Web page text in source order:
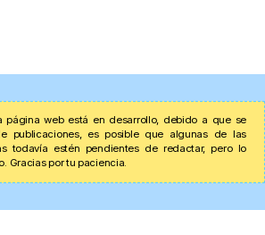
página web está en desarrollo, debido a que se
publicaciones, es posible que algunas de las
todavía estén pendientes de redactar, pero lo
Gracias por tu paciencia.